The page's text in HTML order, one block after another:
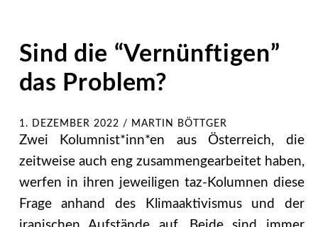
Sind die “Vernünftigen”
das Problem?
1. DEZEMBER 2022 / MARTIN BÖTTGER
Zwei Kolumnist*inn*en aus Österreich, die
zeitweise auch eng zusammengearbeitet haben,
werfen in ihren jeweiligen taz-Kolumnen diese
Frage anhand des Klimaaktivismus und der